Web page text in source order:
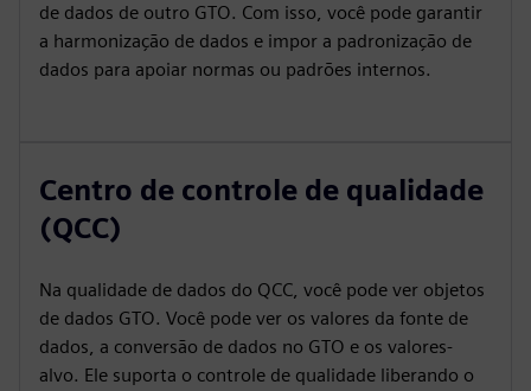
de dados de outro GTO. Com isso, você pode garantir
a harmonização de dados e impor a padronização de
dados para apoiar normas ou padrões internos.
Centro de controle de qualidade
(QCC)
Na qualidade de dados do QCC, você pode ver objetos
de dados GTO. Você pode ver os valores da fonte de
dados, a conversão de dados no GTO e os valores-
alvo. Ele suporta o controle de qualidade liberando o